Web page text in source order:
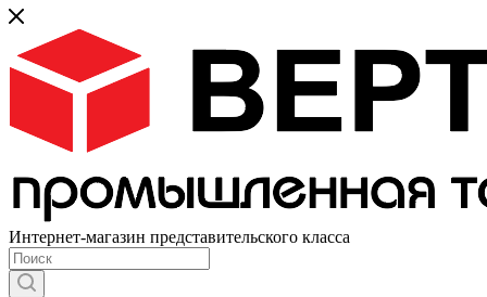
Интернет-магазин представительского класса